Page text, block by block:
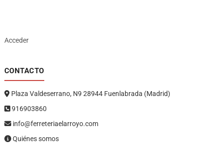
Acceder
CONTACTO
Plaza Valdeserrano, N9 28944 Fuenlabrada (Madrid)
916903860
info@ferreteriaelarroyo.com
Quiénes somos